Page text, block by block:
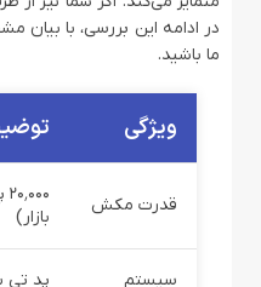
در ادامه این بررسی، با بیان
ما باشید.
ویژگی
قدرت مکش
بازار)
سیستم